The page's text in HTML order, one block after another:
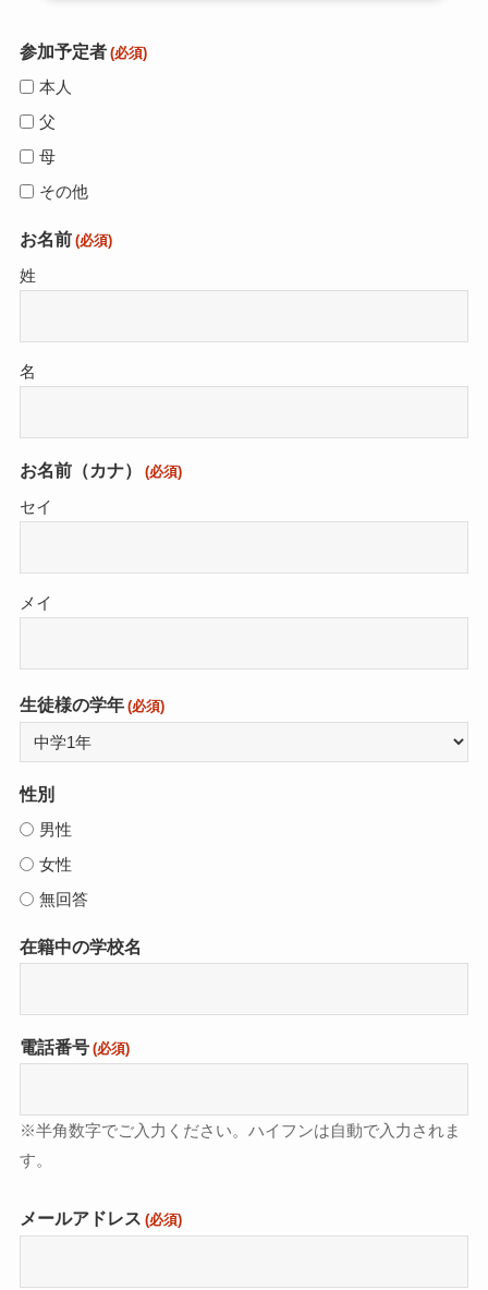
参加予定者 (必須)
本人
父
母
その他
お名前 (必須)
姓
名
お名前（カナ） (必須)
セイ
メイ
生徒様の学年 (必須)
性別
男性
女性
無回答
在籍中の学校名
電話番号 (必須)
※半角数字でご入力ください。ハイフンは自動で入力されま
す。
メールアドレス (必須)